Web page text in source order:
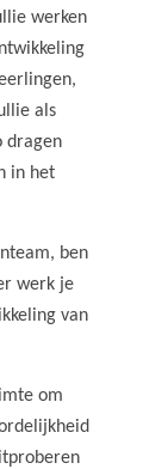
werken
als
dragen
in het
ben
werk je
van
om